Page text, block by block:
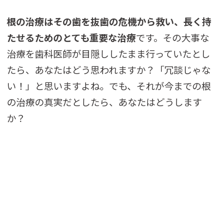
根の治療はその歯を抜歯の危機から救い、長く持
たせるためのとても重要な治療です。その大事な
治療を歯科医師が目隠ししたまま行っていたとし
たら、あなたはどう思われますか？「冗談じゃな
い！」と思いますよね。でも、それが今までの根
の治療の真実だとしたら、あなたはどうします
か？